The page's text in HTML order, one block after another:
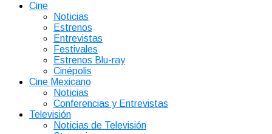
Cine
Noticias
Estrenos
Entrevistas
Festivales
Estrenos Blu-ray
Cinépolis
Cine Mexicano
Noticias
Conferencias y Entrevistas
Televisión
Noticias de Televisión